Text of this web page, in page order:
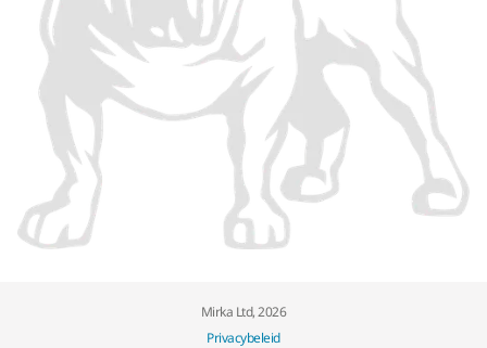
Mirka Ltd, 2026
Privacybeleid